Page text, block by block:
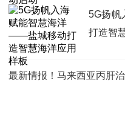
5G扬
打造智
最新情报！马来西亚丙肝